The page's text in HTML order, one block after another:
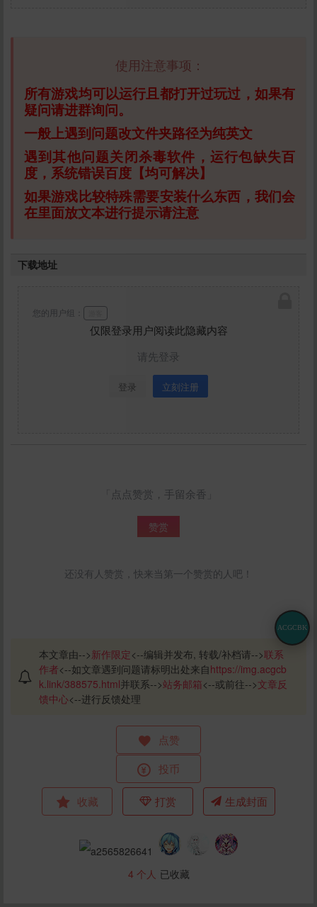
使用注意事项：
所有游戏均可以运行且都打开过玩过，如果有
疑问请进群询问。
一般上遇到问题改文件夹路径为纯英文
遇到其他问题关闭杀毒软件，运行包缺失百
度，系统错误百度【均可解决】
如果游戏比较特殊需要安装什么东西，我们会
在里面放文本进行提示请注意
下载地址
仅限登录用户阅读此隐藏内容
请先登录
登录 立刻注册
您的用户组：
「点点赞赏，手留余香」
赞赏
还没有人赞赏，快来当第一个赞赏的人吧！
本文章由-->新作限定<--编辑并发布, 转载/补档请-->联系
作者<--如文章遇到问题请标明出处来自https://img.acgcb
k.link/388575.html并联系-->站务邮箱<--或前往-->文章反
馈中心<--进行反馈处理
点赞
投币
收藏 打赏 生成封面
4 个人 已收藏
ACGCBK